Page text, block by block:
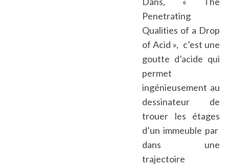
Penetrating
Qualities of a Drop
of Acid », c’est une
goutte d’acide qui
permet
ingénieusement au
dessinateur de
trouer les étages
d’un immeuble par
dans une
trajectoire